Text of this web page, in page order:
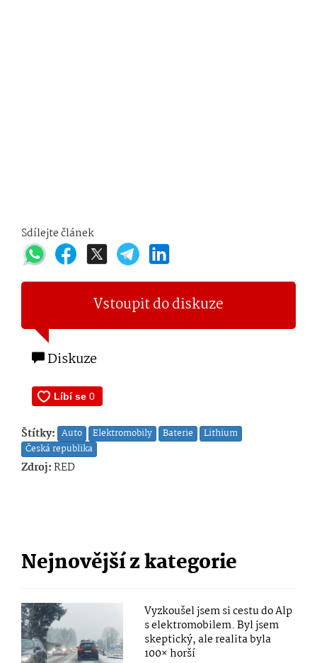
Sdílejte článek
Vstoupit do diskuze
Diskuze
Štítky: Auto Elektromobily Baterie
Lithium
Česká republika
Zdroj:RED
Nejnovější z kategorie
Vyzkoušel jsem si cestu do Alp
s elektromobilem. Byl jsem
skeptický, ale realita byla
100× horší